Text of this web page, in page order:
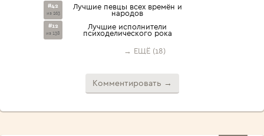
#42
из 263
Лучшие певцы всех времён и
народов
#12
из 138
Лучшие исполнители
психоделического рока
→ ЕЩЁ (18)
Комментировать →